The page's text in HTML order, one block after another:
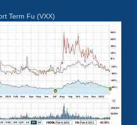
Term Fu (VXX)